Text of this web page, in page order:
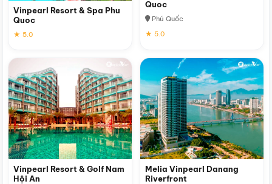
Vinpearl Resort & Spa Phu
Quoc
★ 5.0
Quoc
Phú Quốc
★ 5.0
Vinpearl Resort & Golf Nam
Hội An
Melia Vinpearl Danang
Riverfront